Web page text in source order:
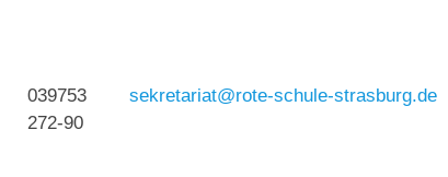
039753
272-90
sekretariat@rote-schule-strasburg.de